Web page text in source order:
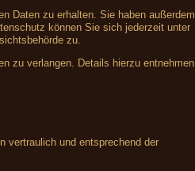
Daten zu erhalten. Sie haben außerdem
können Sie sich jederzeit unter
zu.
zu verlangen. Details hierzu entnehmen
vertraulich und entsprechend der